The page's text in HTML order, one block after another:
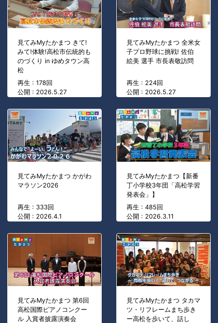
見てみMyたかまつ きて!
みて!体験!高松市伝統的も
のづくり in ゆめタウン高
松
再生 : 178回
公開 : 2026.5.27
見てみMyたかまつ 全米女
子プロ野球に挑戦! 佐伯
絵美 選手 市長表敬訪問
再生 : 224回
公開 : 2026.5.27
見てみMyたかまつ かがわ
マラソン2026
再生 : 333回
公開 : 2026.4.1
見てみMyたかまつ【新番
丁小学校3年団「高松学習
発表会」】
再生 : 485回
公開 : 2026.3.11
見てみMyたかまつ 第6回
高松国際ピアノコンクー
ル 入賞者披露演奏会
見てみMyたかまつ タカマ
ツ・リフレームまち歩き
ー高松を歩いて、話し